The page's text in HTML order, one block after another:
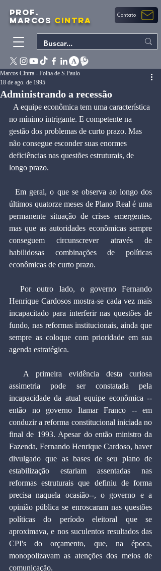
PROF.
MARCOS CINTRA Contato
Administrando a recessão
Marcos Cintra - Folha de S.Paulo
18 de ago. de 1995
no mínimo intrigante. E competente na
gestão dos problemas de curto prazo. Mas
não consegue esconder suas enormes
deficiências nas questões estruturais, de
longo prazo.
  Em geral, o que se observa ao longo dos
últimos quatorze meses de Plano Real é uma
permanente situação de crises emergentes,
mas que as autoridades econômicas sempre
conseguem circunscrever através de
habilidosas combinações de políticas
econômicas de curto prazo.
  Por outro lado, o governo Fernando
Henrique Cardosos mostra-se cada vez mais
incapacitado para interferir nas questões de
fundo, nas reformas institucionais, ainda que
sempre as coloque com prioridade em sua
agenda estratégica.
assimetria pode ser constatada pela
incapacidade da atual equipe econômica --
então no governo Itamar Franco -- em
conduzir a reforma constitucional iniciada no
final de 1993. Apesar do então ministro da
Fazenda, Fernando Henrique Cardoso, haver
divulgado que as bases de seu plano de
estabilização estariam assentadas nas
reformas estruturais que definiu de forma
precisa naquela ocasião--, o governo e a
opinião pública se enroscaram nas questões
políticas do período eleitoral que se
aproximava, e nos suculentos resultados das
CPI's do orçamento, que, na época,
monopolizavam as atenções dos meios de
comunicação.